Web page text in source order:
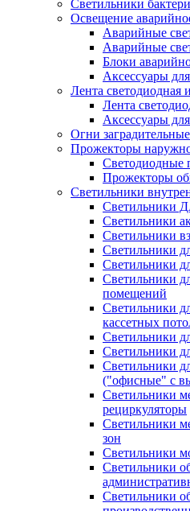
Светильники
Освещение
Аварийные
Аварийные
Блоки
Аксессуары
Лента светодиодная
Лента
Аксессуары
Огни
Прожекторы
Светодиодные
Прожекторы
Светильники
Светильники
Светильники
Светильники
Светильники
Светильники
помещений
Светильники
кассетных
Светильники
Светильники
Светильники
("офисные" с
Светильники
рециркуляторы
Светильники
зон
Светильники
Светильники
Светильники